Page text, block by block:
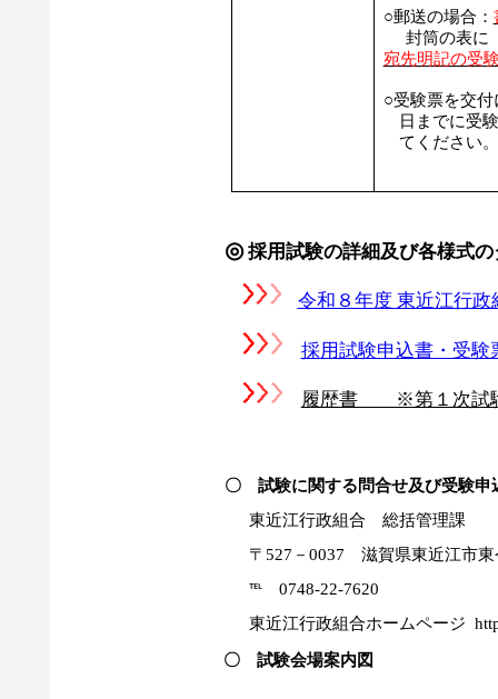
○郵送の場合：
封筒の表に
宛先明記の受
○受験票を交
日までに受
てください
◎ 採用試験の詳細及び各様式
令和８年度 東近江行政
採用試験申込書・受験
履歴書 ※第１次試験
〇 試験に関する問合せ及び受験申
東近江行政組合 総括管理課
〒 527 － 0037 滋賀県東近江市東
℡ 0748-22-7620
東近江行政組合ホームページ
〇 試験会場案内図